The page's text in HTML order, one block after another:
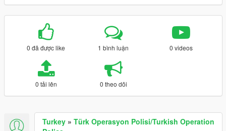
0 đã được like 1 bình luận 0 videos
0 tải lên 0 theo dõi
Turkey » Türk Operasyon Polisi/Turkish Operation